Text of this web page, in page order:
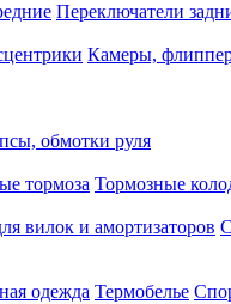
Переключатели
Камеры,
обмотки руля
тормоза Тормозные
вилок и амортизаторов
одежда Термобелье